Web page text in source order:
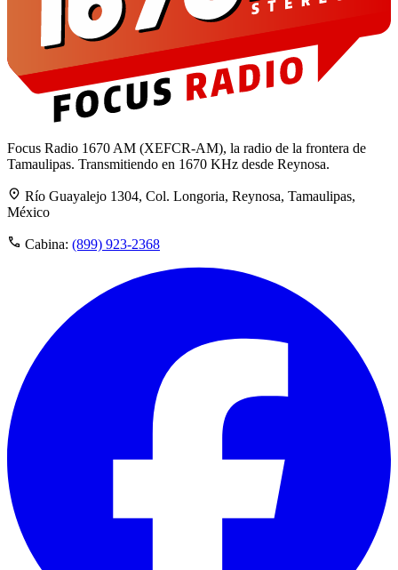
Focus Radio 1670 AM (XEFCR-AM), la radio de la frontera de
Tamaulipas. Transmitiendo en 1670 KHz desde Reynosa.
Río Guayalejo 1304, Col. Longoria, Reynosa, Tamaulipas,
México
Cabina: (899) 923-2368